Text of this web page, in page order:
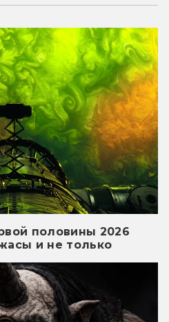
половины 2026
и не только